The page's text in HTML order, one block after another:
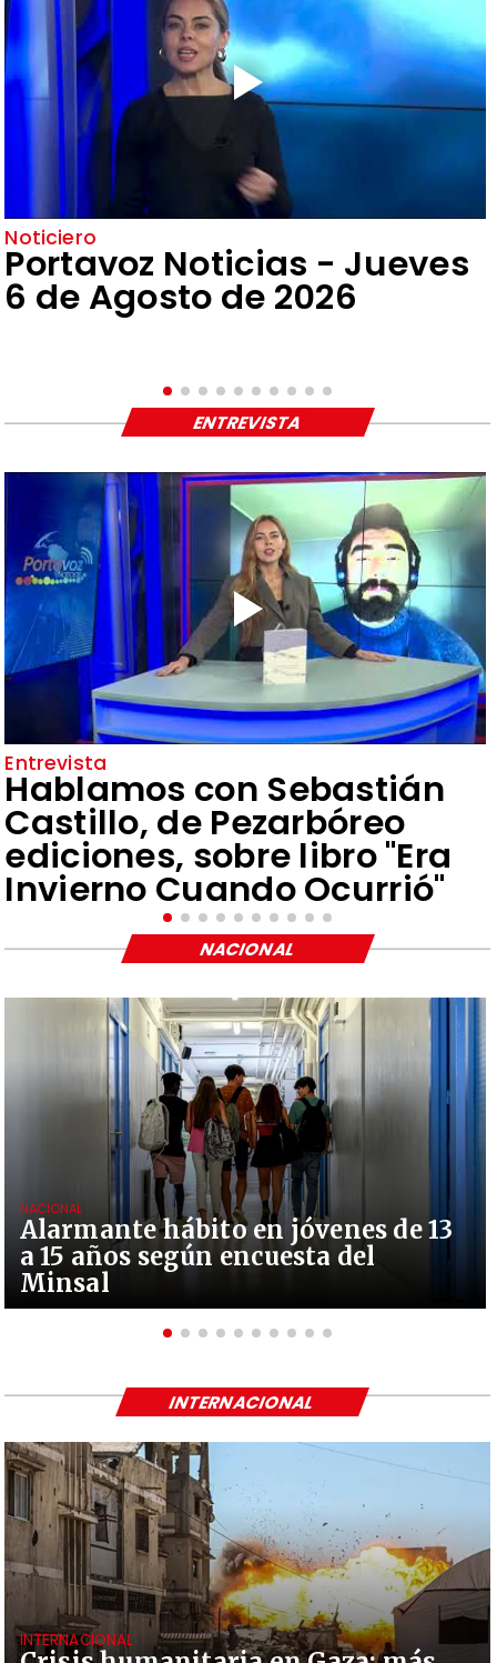
Noticiero
Portavoz Noticias - Jueves
6 de Agosto de 2026
Entrevista
Hablamos con Sebastián
Castillo, de Pezarbóreo
ediciones, sobre libro "Era
Invierno Cuando Ocurrió"
ENTREVISTA
Alarmante hábito en jóvenes de 13
a 15 años según encuesta del
Minsal
NACIONAL
NACIONAL
INTERNACIONAL
INTERNACIONAL